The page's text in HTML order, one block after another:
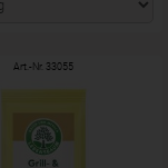
Art.-Nr. 33055